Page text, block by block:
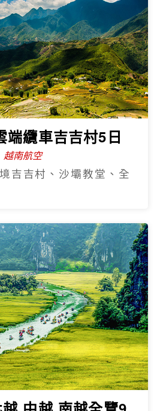
端纜車吉吉村5日
越南航空
吉吉村、沙壩教堂、全